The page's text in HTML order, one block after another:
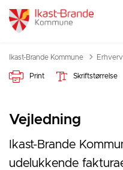
Ikast-Brande Kommune Erhverv
Print Skriftstørrelse
Vejledning
Ikast-Brande
udelukkende